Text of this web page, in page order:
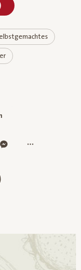
geliked